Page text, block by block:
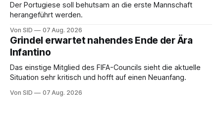
Der Portugiese soll behutsam an die erste Mannschaft
herangeführt werden.
Von SID 07 Aug. 2026
Grindel erwartet nahendes Ende der Ära
Infantino
Das einstige Mitglied des FIFA-Councils sieht die aktuelle
Situation sehr kritisch und hofft auf einen Neuanfang.
Von SID 07 Aug. 2026